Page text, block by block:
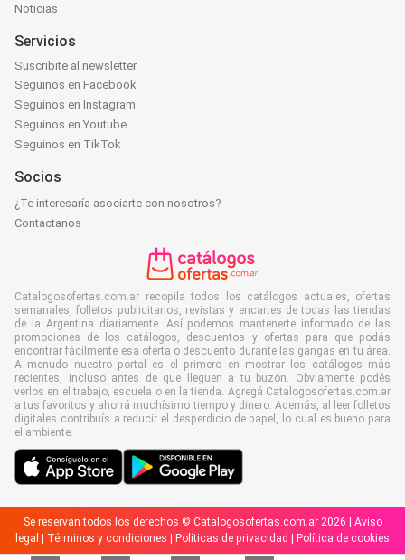
Noticias
Servicios
Suscribite al newsletter
Seguinos en Facebook
Seguinos en Instagram
Seguinos en Youtube
Seguinos en TikTok
Socios
¿Te interesaría asociarte con nosotros?
Contactanos
Catalogosofertas.com.ar recopila todos los catálogos actuales, ofertas
semanales, folletos publicitarios, revistas y encartes de todas las tiendas
de la Argentina diariamente. Así podemos mantenerte informado de las
promociones de los catálogos, descuentos y ofertas para que podás
encontrar fácilmente esa oferta o descuento durante las gangas en tu área.
A menudo nuestro portal es el primero en mostrar los catálogos más
recientes, incluso antes de que lleguen a tu buzón. Obviamente podés
verlos en el trabajo, escuela o en la tienda. Agregá Catalogosofertas.com.ar
a tus favoritos y ahorrá muchísimo tiempo y dinero. Además, al leer folletos
digitales contribuís a reducir el desperdicio de papel, lo cual es bueno para
el ambiente.
Se reservan todos los derechos © Catalogosofertas.com.ar 2026 | Aviso
legal | Términos y condiciones | Políticas de privacidad | Política de cookies